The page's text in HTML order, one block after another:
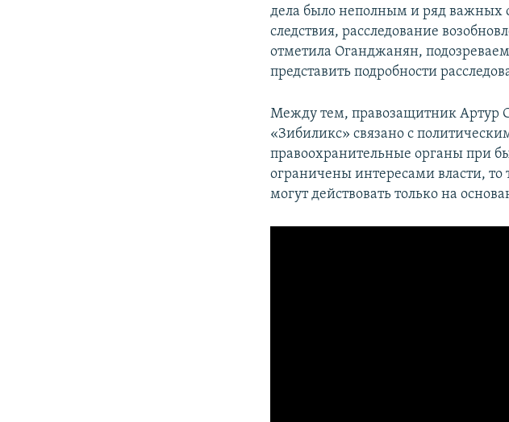
дела было неполным и ряд важных
следствия, расследование
отметила Оганджанян,
представить подробности
Между тем, правозащитник Артур
«Зибиликс» связано с
правоохранительные органы при
ограничены интересами власти,
могут действовать только на